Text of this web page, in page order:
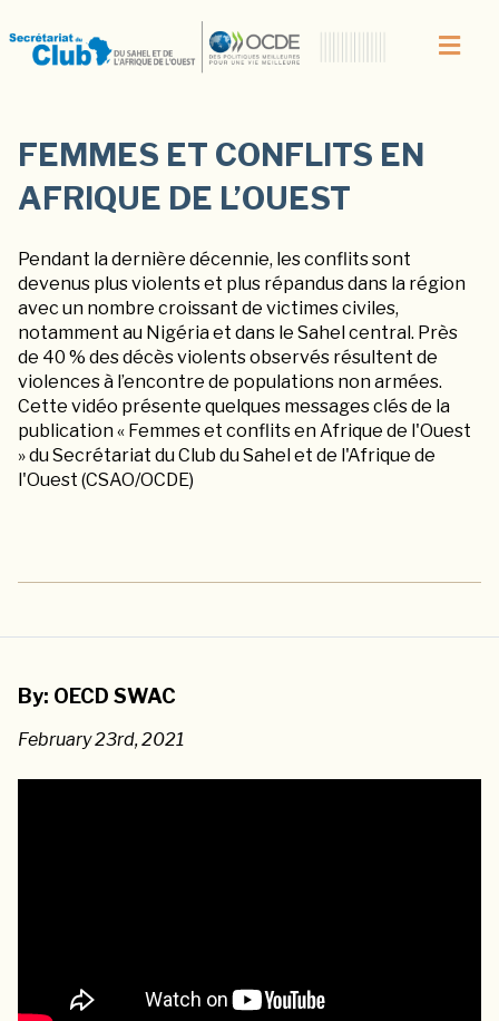
FEMMES ET CONFLITS EN
AFRIQUE DE L’OUEST
Pendant la dernière décennie, les conflits sont
devenus plus violents et plus répandus dans la région
avec un nombre croissant de victimes civiles,
notamment au Nigéria et dans le Sahel central. Près
de 40 % des décès violents observés résultent de
violences à l’encontre de populations non armées.
Cette vidéo présente quelques messages clés de la
publication « Femmes et conflits en Afrique de l'Ouest
» du Secrétariat du Club du Sahel et de l'Afrique de
l'Ouest (CSAO/OCDE)
By: OECD SWAC
February 23rd, 2021